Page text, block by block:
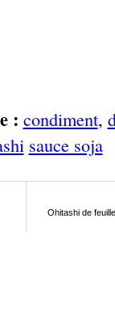
: condiment,
sauce soja
Ohitashi de